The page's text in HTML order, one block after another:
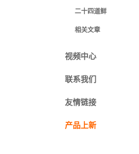
二十四道鲜
相关文章
视频中心
联系我们
友情链接
产品上新